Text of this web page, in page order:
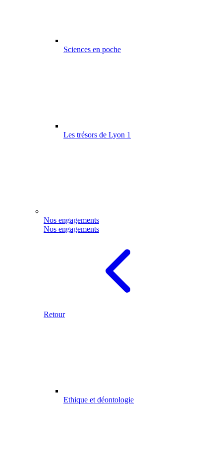
Sciences en poche
Les trésors de Lyon 1
Nos engagements
Nos engagements
Retour
Ethique et déontologie